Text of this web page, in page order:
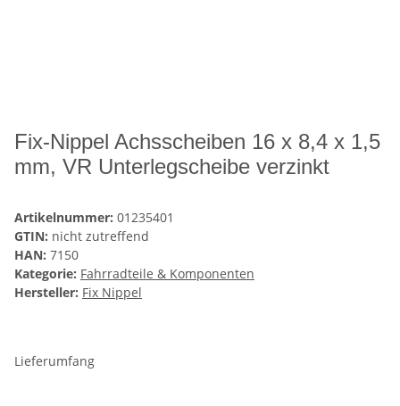
Fix-Nippel Achsscheiben 16 x 8,4 x 1,5
mm, VR Unterlegscheibe verzinkt
Artikelnummer: 01235401
GTIN: nicht zutreffend
HAN: 7150
Kategorie: Fahrradteile & Komponenten
Hersteller: Fix Nippel
Lieferumfang